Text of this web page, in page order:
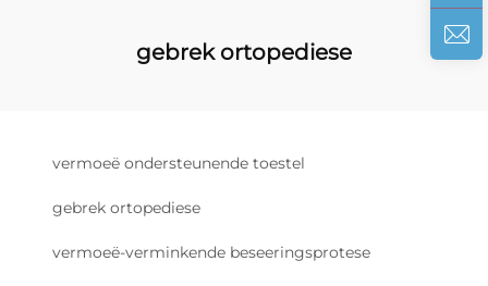
gebrek ortopediese
vermoeë ondersteunende toestel
gebrek ortopediese
vermoeë-verminkende beseeringsprotese